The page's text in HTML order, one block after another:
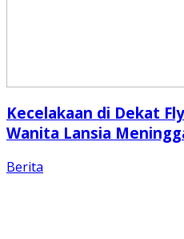
Kecelakaan di Dekat
Wanita Lansia
Berita